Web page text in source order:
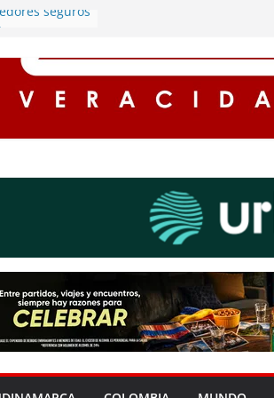
seguros
registran
de
en Soacha
para